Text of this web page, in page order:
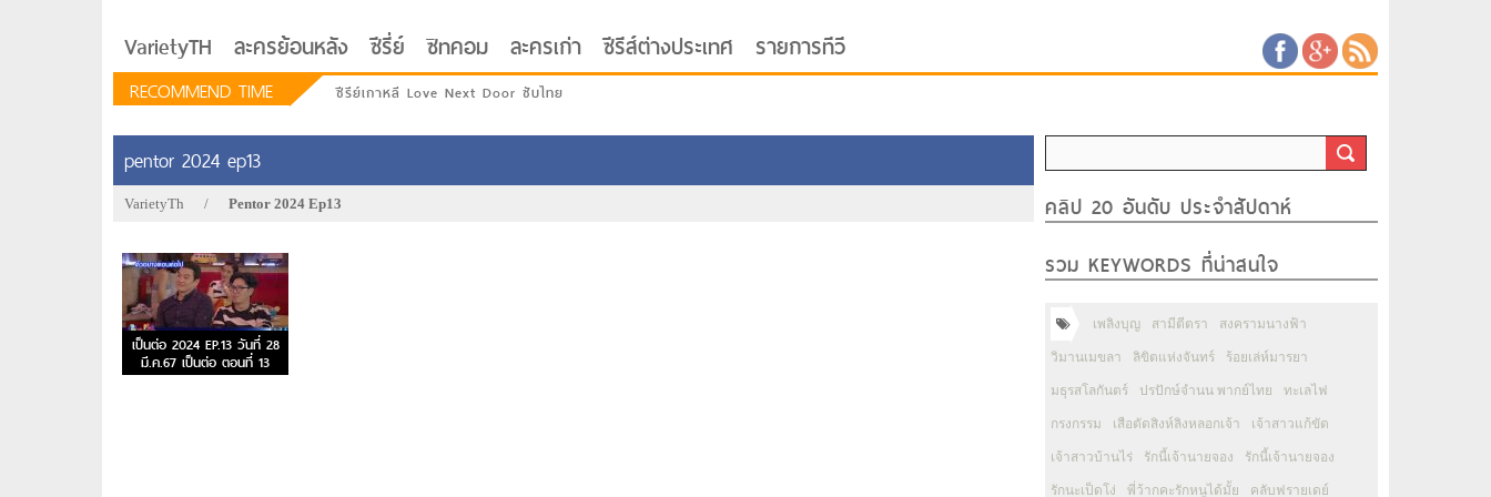
VarietyTH ละครย้อนหลัง ซีรี่ย์ ซิทคอม ละครเก่า ซีรีส์ต่างประเทศ รายการทีวี
RECOMMEND TIME ซีรีย์เกาหลี Love Next Door ซับไทย
pentor 2024 ep13
VarietyTh / Pentor 2024 Ep13
เป็นต่อ 2024 EP.13 วันที่ 28
มี.ค.67 เป็นต่อ ตอนที่ 13
คลิป 20 อันดับ ประจำสัปดาห์
รวม KEYWORDS ที่น่าสนใจ
เพลิงบุญ สามีตีตรา สงครามนางฟ้า
วิมานเมขลา ลิขิตแห่งจันทร์ ร้อยเล่ห์มารยา
มธุรสโลกันตร์ ปรปักษ์จำนน พากย์ไทย ทะเลไฟ
กรงกรรม เสือตัดสิงห์ลิงหลอกเจ้า เจ้าสาวแก้ขัด
เจ้าสาวบ้านไร่ รักนี้เจ้านายจอง รักนี้เจ้านายจอง
รักนะเป็ดโง่ พี่ว้ากคะรักหนูได้มั้ย คลับฟรายเดย์